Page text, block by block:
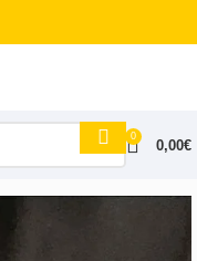
0
0,00€